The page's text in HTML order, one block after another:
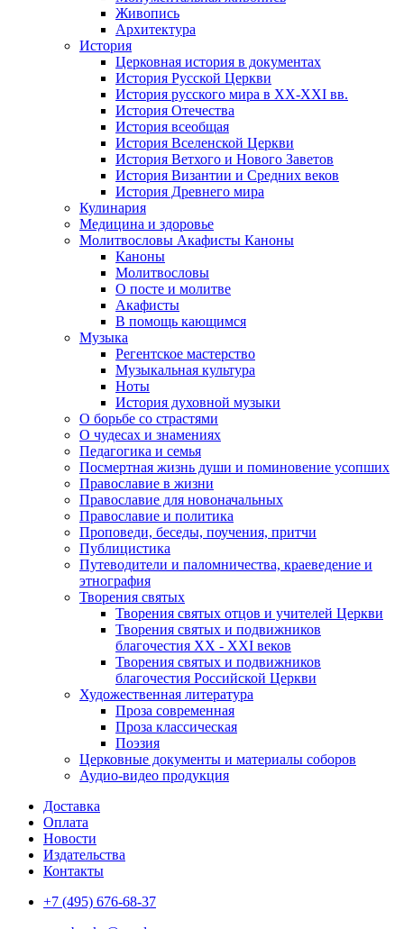
Живопись
Архитектура
История
Церковная история в документах
История Русской Церкви
История русского мира в ХХ-ХХI вв.
История Отечества
История всеобщая
История Вселенской Церкви
История Ветхого и Нового Заветов
История Византии и Средних веков
История Древнего мира
Кулинария
Медицина и здоровье
Молитвословы Акафисты Каноны
Каноны
Молитвословы
О посте и молитве
Акафисты
В помощь кающимся
Музыка
Регентское мастерство
Музыкальная культура
Ноты
История духовной музыки
О борьбе со страстями
О чудесах и знамениях
Педагогика и семья
Посмертная жизнь души и поминовение усопших
Православие в жизни
Православие для новоначальных
Православие и политика
Проповеди, беседы, поучения, притчи
Публицистика
Путеводители и паломничества, краеведение и
этнография
Творения святых
Творения святых отцов и учителей Церкви
Творения святых и подвижников
благочестия ХХ - ХХI веков
Творения святых и подвижников
благочестия Российской Церкви
Художественная литература
Проза современная
Проза классическая
Поэзия
Церковные документы и материалы соборов
Аудио-видео продукция
Доставка
Оплата
Новости
Издательства
Контакты
+7 (495) 676-68-37